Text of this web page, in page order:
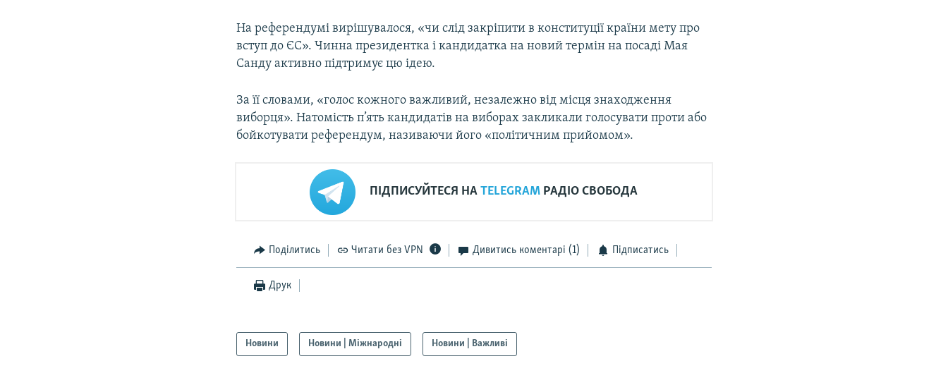
На референдумі вирішувалося, «чи слід закріпити в конституції країни мету про
вступ до ЄС». Чинна президентка і кандидатка на новий термін на посаді Мая
Санду активно підтримує цю ідею.
За її словами, «голос кожного важливий, незалежно від місця знаходження
виборця». Натомість п’ять кандидатів на виборах закликали голосувати проти або
бойкотувати референдум, називаючи його «політичним прийомом».
ПІДПИСУЙТЕСЯ НАTELEGRAM РАДІО СВОБОДА
Поділитись Читати без VPN Дивитись коментарі (1) Підписатись
Друк
Новини Новини | Міжнародні Новини | Важливі